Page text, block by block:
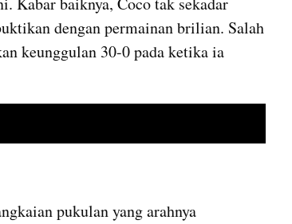
dengan permainan brilian. Salah
keunggulan 30-0 pada ketika ia
pukulan yang arahnya